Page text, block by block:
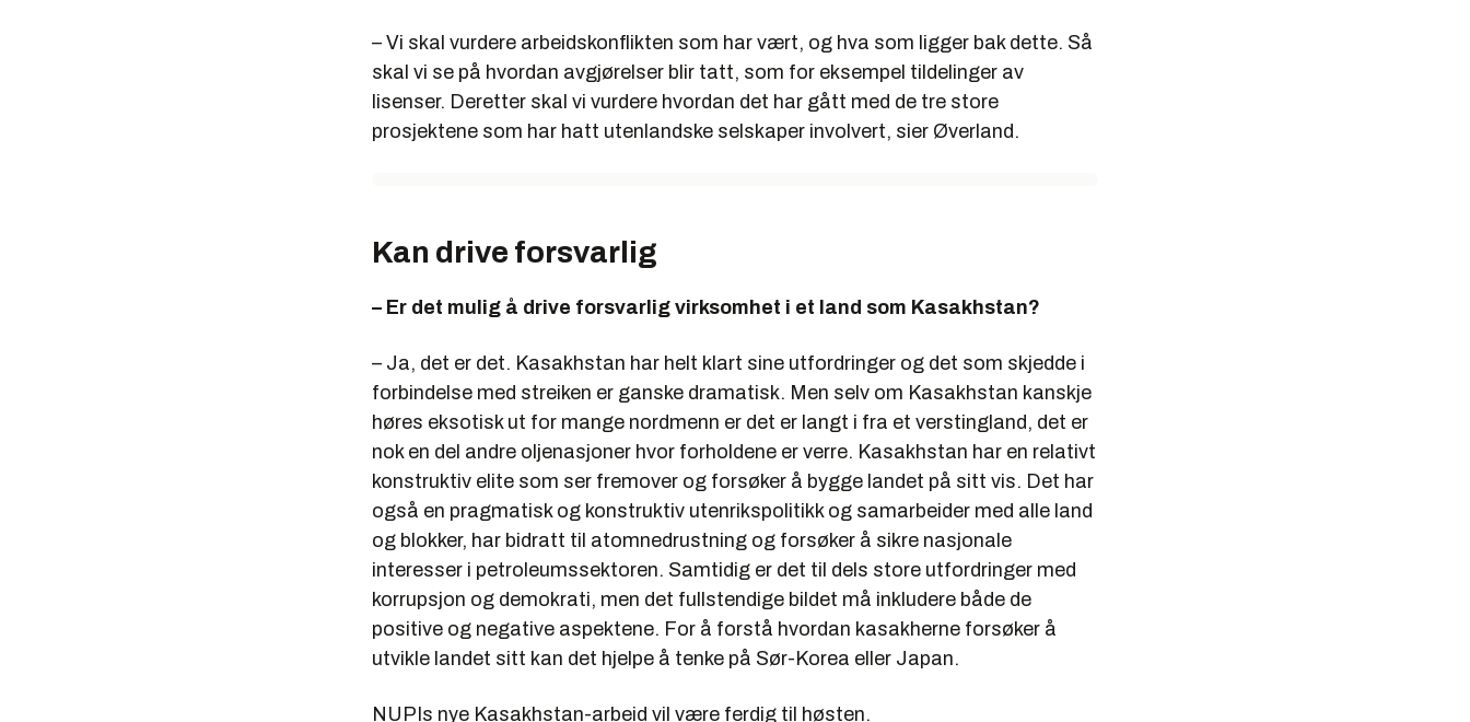
– Vi skal vurdere arbeidskonflikten som har vært, og hva som ligger bak dette. Så
skal vi se på hvordan avgjørelser blir tatt, som for eksempel tildelinger av
lisenser. Deretter skal vi vurdere hvordan det har gått med de tre store
prosjektene som har hatt utenlandske selskaper involvert, sier Øverland.
Kan drive forsvarlig
– Er det mulig å drive forsvarlig virksomhet i et land som Kasakhstan?
– Ja, det er det. Kasakhstan har helt klart sine utfordringer og det som skjedde i
forbindelse med streiken er ganske dramatisk. Men selv om Kasakhstan kanskje
høres eksotisk ut for mange nordmenn er det er langt i fra et verstingland, det er
nok en del andre oljenasjoner hvor forholdene er verre. Kasakhstan har en relativt
konstruktiv elite som ser fremover og forsøker å bygge landet på sitt vis. Det har
også en pragmatisk og konstruktiv utenrikspolitikk og samarbeider med alle land
og blokker, har bidratt til atomnedrustning og forsøker å sikre nasjonale
interesser i petroleumssektoren. Samtidig er det til dels store utfordringer med
korrupsjon og demokrati, men det fullstendige bildet må inkludere både de
positive og negative aspektene. For å forstå hvordan kasakherne forsøker å
utvikle landet sitt kan det hjelpe å tenke på Sør-Korea eller Japan.
NUPIs nye Kasakhstan-arbeid vil være ferdig til høsten.